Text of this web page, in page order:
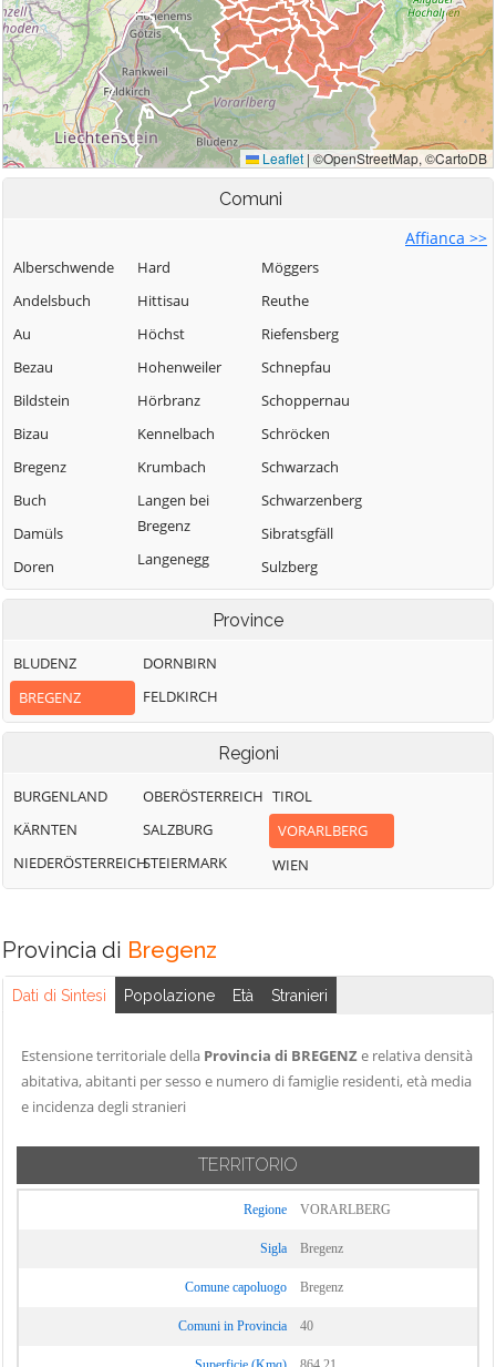
Comuni
Affianca >>
Alberschwende
Andelsbuch
Au
Bezau
Bildstein
Bizau
Bregenz
Buch
Damüls
Doren
Egg
Fußach
Gaißau
Hard
Hittisau
Höchst
Hohenweiler
Hörbranz
Kennelbach
Krumbach
Langen bei
Bregenz
Langenegg
Lauterach
Lochau
Mellau
Mittelberg
Möggers
Reuthe
Riefensberg
Schnepfau
Schoppernau
Schröcken
Schwarzach
Schwarzenberg
Sibratsgfäll
Sulzberg
Warth
Wolfurt
Province
BLUDENZ
BREGENZ
DORNBIRN
FELDKIRCH
Regioni
BURGENLAND
KÄRNTEN
NIEDERÖSTERREICH
OBERÖSTERREICH
SALZBURG
STEIERMARK
TIROL
VORARLBERG
WIEN
Provincia di Bregenz
Dati di Sintesi Popolazione Età Stranieri
Estensione territoriale della Provincia di BREGENZe relativa densità
abitativa, abitanti per sesso e numero di famiglie residenti, età media
e incidenza degli stranieri
TERRITORIO
Regione VORARLBERG
Sigla Bregenz
Comune capoluogo Bregenz
Comuni in Provincia 40